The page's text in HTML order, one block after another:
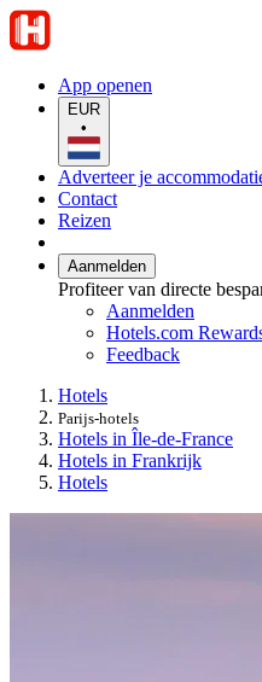
App openen
EUR
•
Adverteer je
Contact
Reizen
Aanmelden
Profiteer van directe
Aanmelden
Hotels.com
Feedback
Hotels
Parijs-hotels
Hotels in Île-de-France
Hotels in Frankrijk
Hotels